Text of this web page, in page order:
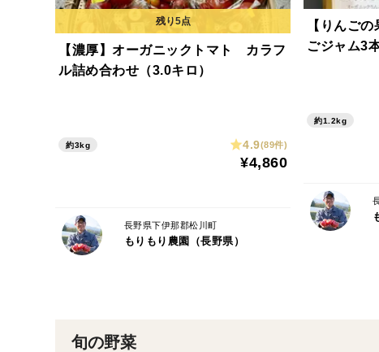
旬の野菜
【濃厚】オーガニックトマト カラフ
ル詰め合わせ（3.0キロ）
約3kg 4.9(89件)
¥4,860
長野県下伊那郡松川町
もりもり農園（長野県）
【りんご
ごジャム3
約1.2kg